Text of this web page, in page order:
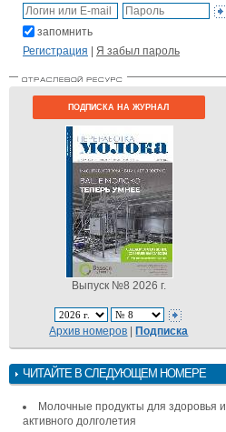
запомнить
Регистрация | Я забыл пароль
ПОДПИСКА НА ЖУРНАЛ
Выпуск №8 2026 г.
Архив номеров |Подписка
ЧИТАЙТЕ В СЛЕДУЮЩЕМ НОМЕРЕ
Молочные продукты для здоровья и
активного долголетия